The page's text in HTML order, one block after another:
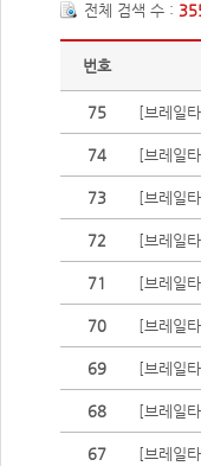
전체 검색 수 :
번호
75 [브레일
74 [브레일
73 [브레일
72 [브레일
71 [브레일
70 [브레일
69 [브레일
68 [브레일
67 [브레일